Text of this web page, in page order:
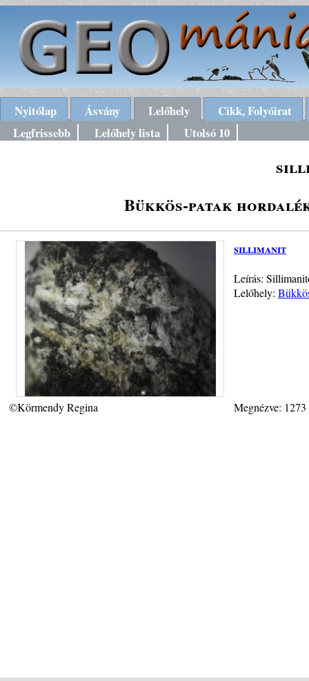
Nyitólap Ásvány Lelőhely
Cikk, Folyóirat
Legfrissebb
Lelőhely lista Utolsó 10
Bükkös-patak
sillimanit
Leírás:
Lelőhely:
©Körmendy Regina Megnézve: